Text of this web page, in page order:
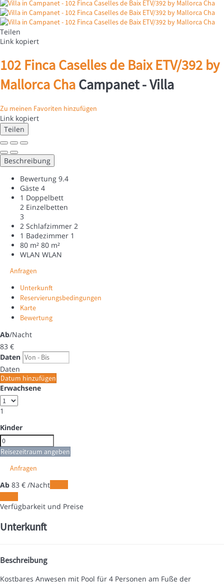
Teilen
Link kopiert
102 Finca Caselles de Baix ETV/392 by
Mallorca ChaCampanet -Villa
Zu meinen Favoriten hinzufügen
Link kopiert
Teilen
Beschreibung
Bewertung 9.4
Gäste 4
1 Doppelbett
2 Einzelbetten
3
2 Schlafzimmer 2
1 Badezimmer 1
80 m² 80 m²
WLAN WLAN
Anfragen
Unterkunft
Reservierungsbedingungen
Karte
Bewertung
Ab/Nacht
83 €
Daten
Daten
Datum hinzufügen
Erwachsene
1
Kinder
Reisezeitraum angeben
Anfragen
Ab 83 € /Nacht
Verfügbarkeit und Preise
Unterkunft
Beschreibung
Kostbares Anwesen mit Pool für 4 Personen am Fuße der